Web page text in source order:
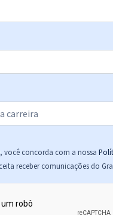
e PMGO - com Leandro Antunes
12x de
91,67
ou R$ 1.100,00 à vista
da Aprovação Concursos
e PMGO - Leandro Antunes
você concorda com a nossa
receber comunicações do